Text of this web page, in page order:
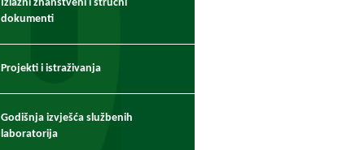
Izlazni znanstveni i stručni
dokumenti
Projekti i istraživanja
Godišnja izvješća službenih
laboratorija